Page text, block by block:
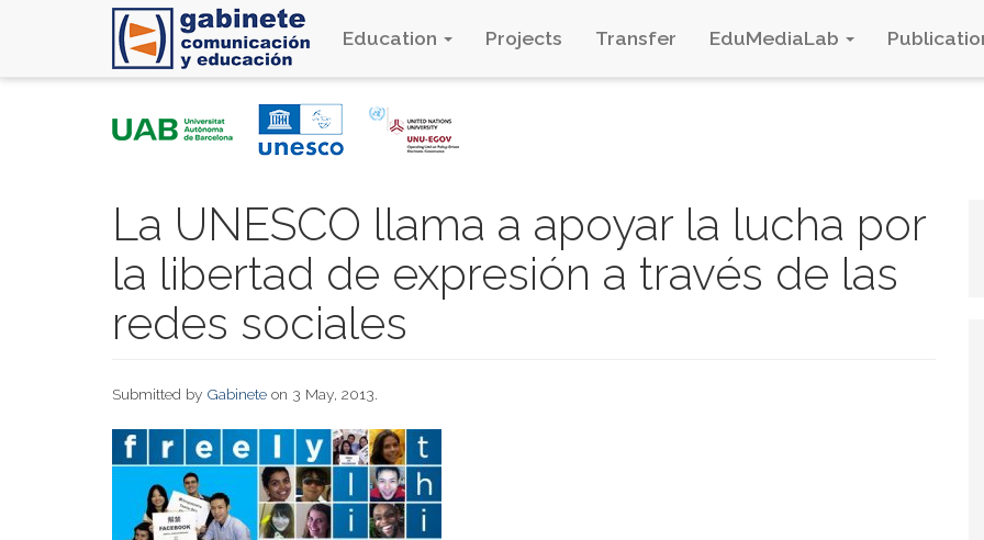
Education Projects Transfer EduMediaLab
La UNESCO llama a apoyar la lucha por
la libertad de expresión a través de las
redes sociales
Submitted by Gabinete on 3 May, 2013.